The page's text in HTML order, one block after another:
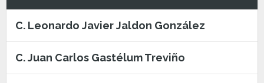
C. Leonardo Javier Jaldon González
C. Juan Carlos Gastélum Treviño